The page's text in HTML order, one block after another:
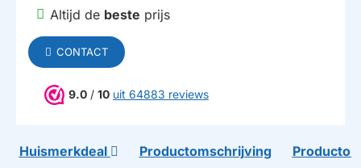
Altijd de beste prijs
CONTACT
9.0 / 10 uit 64883 reviews
Huismerkdeal Productomschrijving